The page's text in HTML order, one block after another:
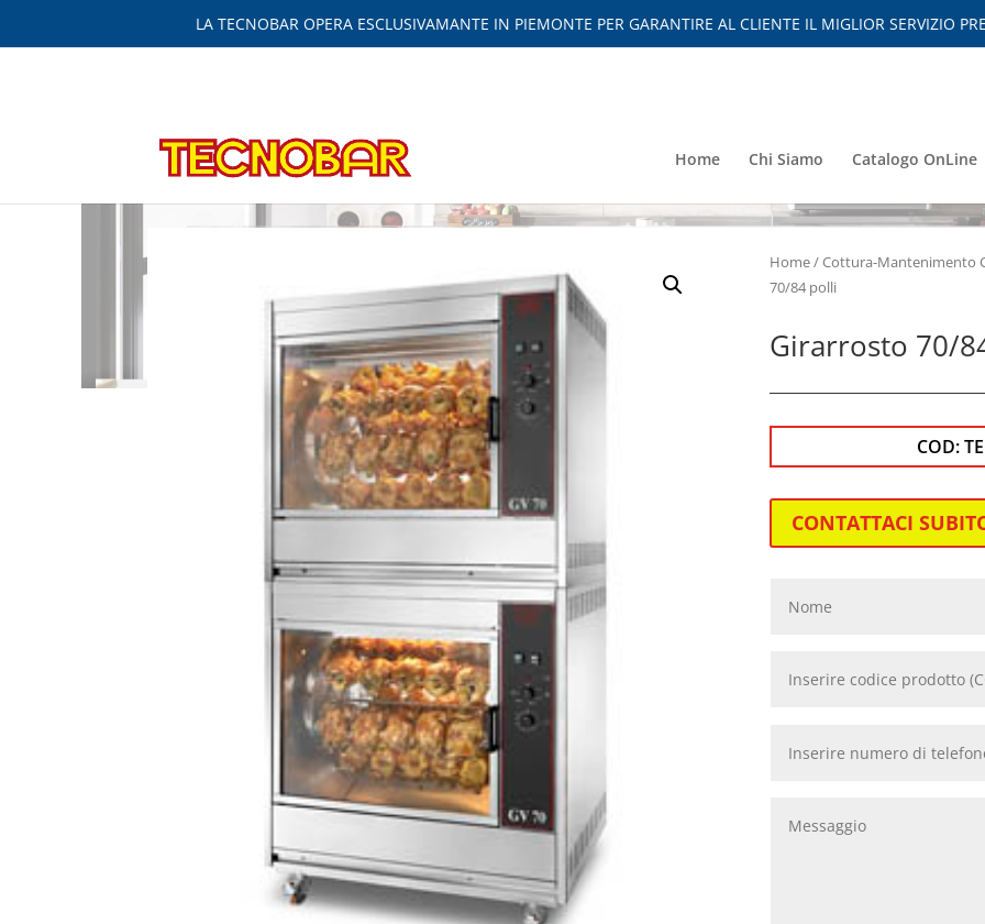
LA TECNOBAR OPERA ESCLUSIVAMANTE IN PIEMONTE PER GARANTIRE AL CLIENTE IL MIGLIOR SERVIZIO
Home Chi Siamo Catalogo OnLine
Home/Cottura-Mantenimento
70/84 polli
Girarrosto 70/
COD:
CONTATTACI